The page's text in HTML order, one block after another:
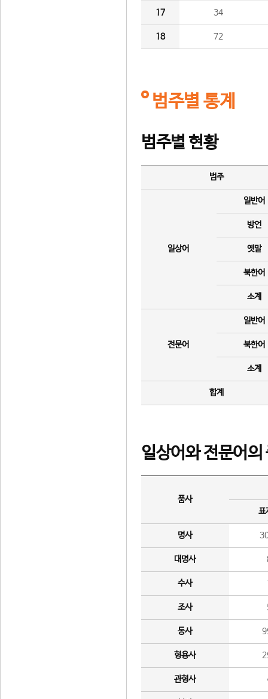
17 34
18 72
범주별 통계
범주별 현황
범주
일상어
일반어
방언
옛말
북한어
소계
전문어
일반어
북한어
소계
합계
일상어와 전문어의
품사
표
명사
대명사
수사
조사
동사
형용사
관형사